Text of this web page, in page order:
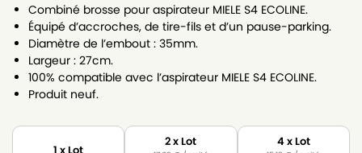
Combiné brosse pour aspirateur MIELE S4 ECOLINE.
Équipé d’accroches, de tire-fils et d’un pause-parking.
Diamètre de l’embout : 35mm.
Largeur : 27cm.
100% compatible avec l’aspirateur MIELE S4 ECOLINE.
Produit neuf.
2 x Lot 4 x Lot